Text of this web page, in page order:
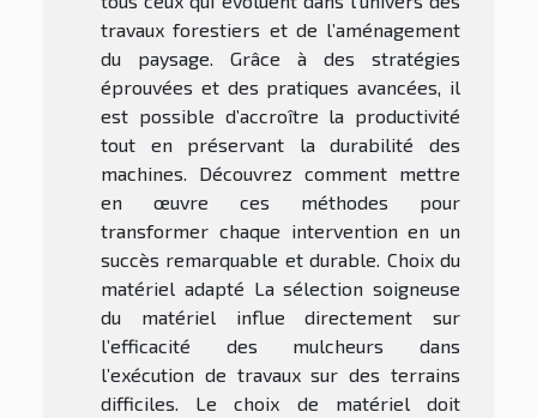
travaux forestiers et de l’aménagement
du paysage. Grâce à des stratégies
éprouvées et des pratiques avancées, il
est possible d’accroître la productivité
tout en préservant la durabilité des
machines. Découvrez comment mettre
en œuvre ces méthodes pour
transformer chaque intervention en un
succès remarquable et durable. Choix du
matériel adapté La sélection soigneuse
du matériel influe directement sur
l’efficacité des mulcheurs dans
l’exécution de travaux sur des terrains
difficiles. Le choix de matériel doit